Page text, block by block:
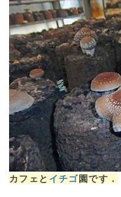
カフェと イチゴ園です．